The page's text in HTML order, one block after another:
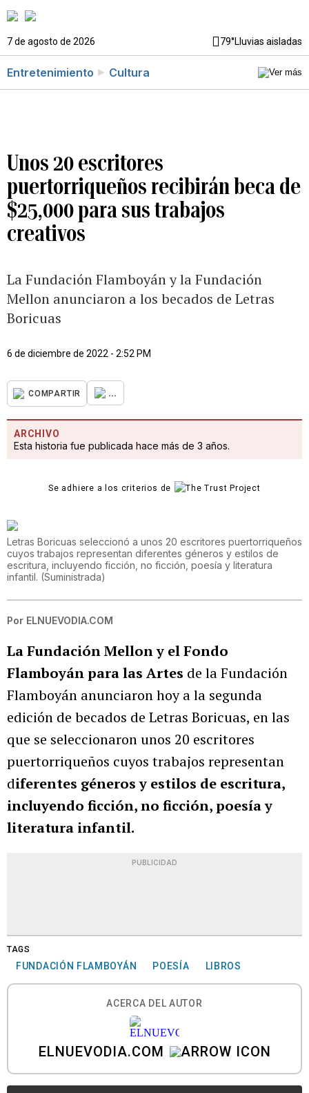
7 de agosto de 2026 79°Lluvias aisladas
Entretenimiento Cultura
Unos 20 escritores
puertorriqueños recibirán beca de
$25,000 para sus trabajos
creativos
La Fundación Flamboyán y la Fundación
Mellon anunciaron a los becados de Letras
Boricuas
6 de diciembre de 2022 - 2:52 PM
COMPARTIR ...
ARCHIVO
Esta historia fue publicada hace más de 3 años.
Se adhiere a los criterios de
Letras Boricuas seleccionó a unos 20 escritores puertorriqueños
cuyos trabajos representan diferentes géneros y estilos de
escritura, incluyendo ficción, no ficción, poesía y literatura
infantil. (Suministrada)
Por ELNUEVODIA.COM
La Fundación Mellon y el Fondo
Flamboyán para las Artes de la Fundación
Flamboyán anunciaron hoy a la segunda
edición de becados de Letras Boricuas, en las
que se seleccionaron unos 20 escritores
puertorriqueños cuyos trabajos representan
diferentes géneros y estilos de escritura,
incluyendo ficción, no ficción, poesía y
literatura infantil.
PUBLICIDAD
TAGS
FUNDACIÓN FLAMBOYÁN POESÍA LIBROS
ACERCA DEL AUTOR
ELNUEVODIA.COM